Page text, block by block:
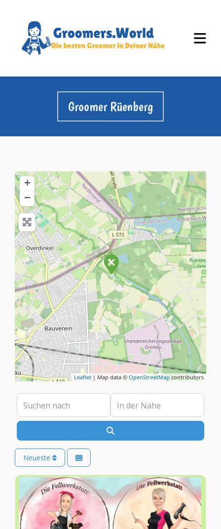
Groomer Rüenberg
+
−
Leaflet | Map data © OpenStreetMap contributors
Suchen nach In der Nähe
Neueste